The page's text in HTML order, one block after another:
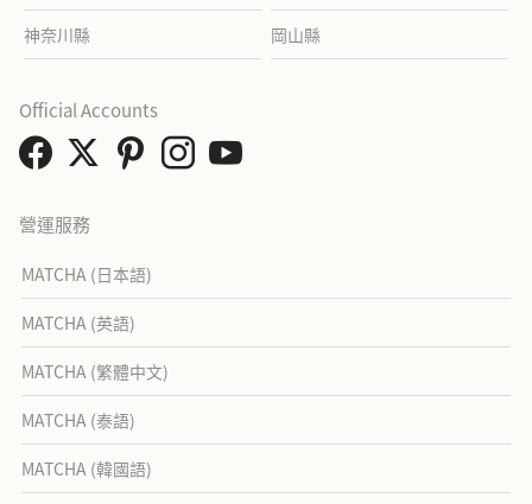
神奈川縣 岡山縣
營運服務
MATCHA (日本語)
MATCHA (英語)
MATCHA (繁體中文)
MATCHA (泰語)
MATCHA (韓國語)
Official Accounts